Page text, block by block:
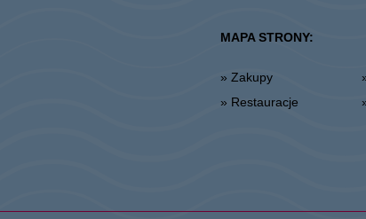
MAPA STRONY:
» Zakupy
» Restauracje